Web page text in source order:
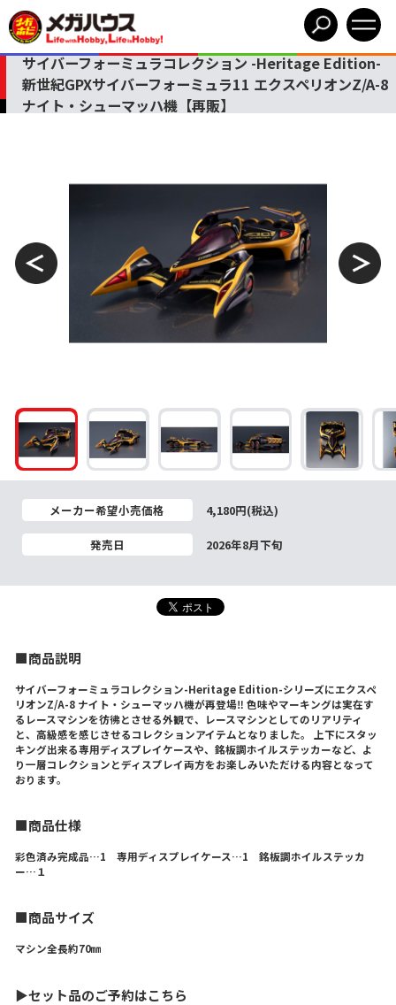
サイバーフォーミュラコレクション -Heritage Edition-
新世紀GPXサイバーフォーミュラ11 エクスペリオンZ/A-8
ナイト・シューマッハ機【再販】
メーカー希望小売価格 4,180円(税込)
発売日 2026年8月下旬
■商品説明
サイバーフォーミュラコレクション-Heritage Edition-シリーズにエクスペ
リオンZ/A-8 ナイト・シューマッハ機が再登場‼ 色味やマーキングは実在す
るレースマシンを彷彿とさせる外観で、レースマシンとしてのリアリティ
と、高級感を感じさせるコレクションアイテムとなりました。 上下にスタッ
キング出来る専用ディスプレイケースや、銘板調ホイルステッカーなど、よ
り一層コレクションとディスプレイ両方をお楽しみいただける内容となって
おります。
■商品仕様
彩色済み完成品…1 専用ディスプレイケース…1 銘板調ホイルステッカ
ー…１
■商品サイズ
マシン全長約70㎜
▶セット品のご予約はこちら